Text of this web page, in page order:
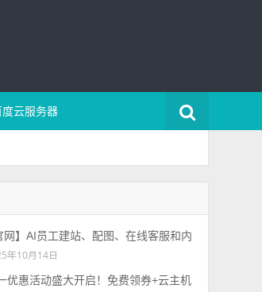
度云服务器
网】AI员工建站、配图、在线客服和内
年10月14日
优惠活动盛大开启！免费领券+云主机